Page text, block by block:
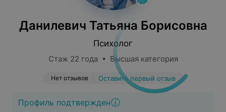
Данилевич Татьяна Борисовна
Психолог
Стаж 22 года • Высшая категория
Нет отзывов Оставить первый отзыв
Профиль подтвержден